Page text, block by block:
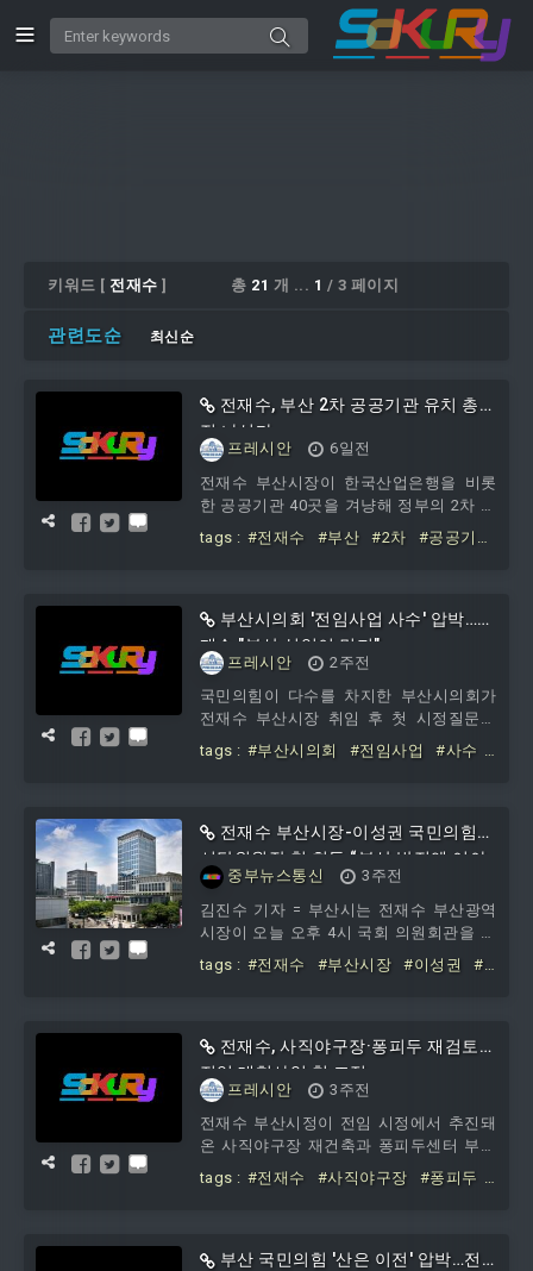
키워드 [ 전재수 ] 총 21 개 ... 1 / 3 페이지
관련도순 최신순
전재수, 부산 2차 공공기관 유치 총력
전 나선다
프레시안
6일전
전재수 부산시장이 한국산업은행을 비롯
한 공공기관 40곳을 겨냥해 정부의 2차 공
공기관 이전 유치전에 본격적으로 나섰다.
부산시는 3일 시청 영상회의실에서 전 시
tags : #전재수 #부산 #2차
#공공기
부산시의회 '전임사업 사수' 압박…전
재수 "부산 실익이 먼저"
프레시안
2주전
국민의힘이 다수를 차지한 부산시의회가
전재수 부산시장 취임 후 첫 시정질문을
전임 시정 사업의 유지 여부에 집중하자
전 시장은 시민의 실익과 부산의 미래 경
tags : #부산시의회 #전임사업
#사수
전재수 부산시장-이성권 국민의힘
시당위원장 첫 회동 “부산 발전엔 여야
없다” 초당적 협력 요청
중부뉴스통신
3주전
김진수 기자 = 부산시는 전재수 부산광역
시장이 오늘 오후 4시 국회 의원회관을 방
문해 이성권 국민의힘 신임 부산시당위원
장
tags : #전재수 #부산시장 #이성권
#
전재수, 사직야구장·퐁피두 재검토…
전임 대형사업 첫 조정
프레시안
3주전
전재수 부산시정이 전임 시정에서 추진돼
온 사직야구장 재건축과 퐁피두센터 부산
분관 건립사업을 다시 들여다보기로 하면
서 시의회와의 정책 충돌이 가시화되고 있
tags : #전재수 #사직야구장
#퐁피두
부산 국민의힘 '산은 이전' 압박…전